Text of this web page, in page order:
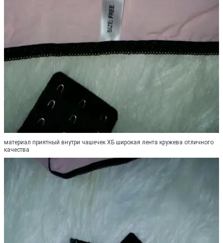
материал приятный внутри чашечек ХБ широкая лента кружева отличного
качества